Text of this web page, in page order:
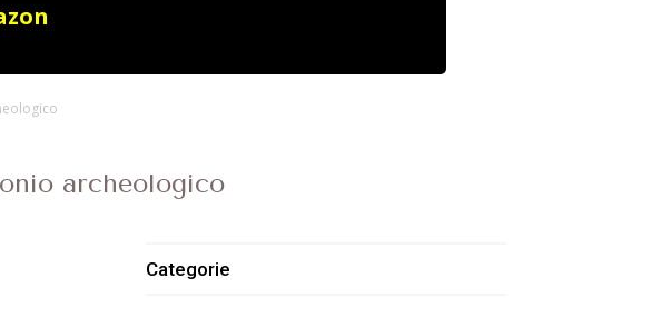
archeologico
Categorie